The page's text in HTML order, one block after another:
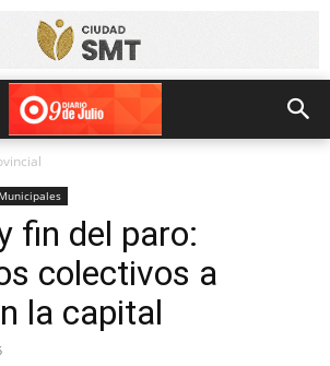
Municipales
fin del paro:
colectivos a
la capital